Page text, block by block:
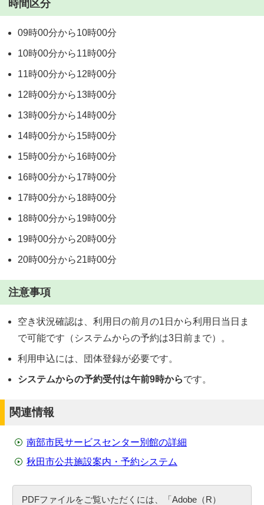
時間区分
09時00分から10時00分
10時00分から11時00分
11時00分から12時00分
12時00分から13時00分
13時00分から14時00分
14時00分から15時00分
15時00分から16時00分
16時00分から17時00分
17時00分から18時00分
18時00分から19時00分
19時00分から20時00分
20時00分から21時00分
注意事項
空き状況確認は、利用日の前月の1日から利用日当日ま
で可能です（システムからの予約は3日前まで）。
利用申込には、団体登録が必要です。
システムからの予約受付は午前9時からです。
関連情報
南部市民サービスセンター別館の詳細
秋田市公共施設案内・予約システム
PDFファイルをご覧いただくには、「Adobe（R）